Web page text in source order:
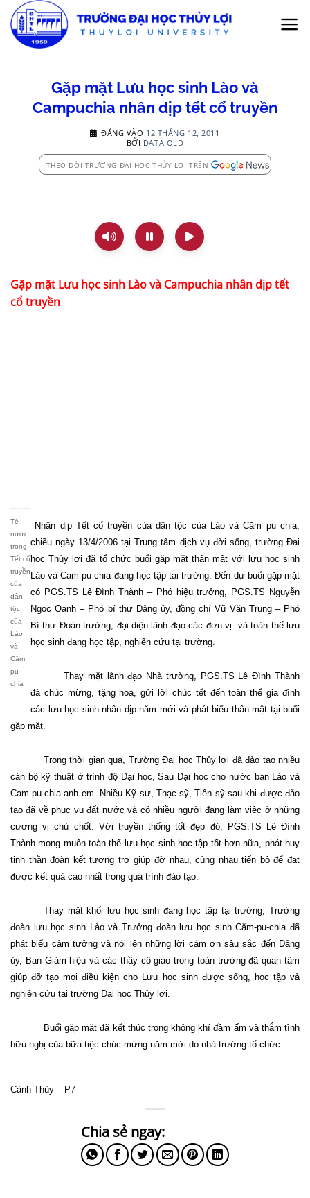
qua
nội
Gặp mặt Lưu học sinh Lào và
Campuchia nhân dịp tết cổ truyền
ĐĂNG VÀO 12 THÁNG 12, 2011
BỞI DATA OLD
THEO DÕI TRƯỜNG ĐẠI HỌC THỦY LỢI TRÊN
Gặp mặt Lưu học sinh Lào và Campuchia nhân dịp tết
cổ truyền
Té
nước
trong
Tết cổ
truyền
của
dân
tộc
của
Lào
và
Căm
pu
chia
Nhân dịp Tết cổ truyền của dân tộc của Lào và Căm pu chia,
chiều ngày 13/4/2006 tại Trung tâm dịch vụ đời sống, trường Đại
học Thủy lợi đã tổ chức buổi gặp mặt thân mật với lưu học sinh
Lào và Cam-pu-chia đang học tập tại trường. Đến dự buổi gặp mặt
có PGS.TS Lê Đình Thành – Phó hiệu trưởng, PGS.TS Nguyễn
Ngọc Oanh – Phó bí thư Đảng ủy, đồng chí Vũ Văn Trung – Phó
Bí thư Đoàn trường, đại diện lãnh đạo các đơn vị
và toàn thể lưu
học sinh đang học tập, nghiên cứu tại trường.
Thay mặt lãnh đạo Nhà trường, PGS.TS Lê Đình Thành
đã chúc mừng, tặng hoa, gửi lời chúc tết đến toàn thể gia đình
các lưu học sinh nhân dịp năm mới và phát biểu thân mật tại buổi
gặp mặt.
Trong thời gian qua, Trường Đại học Thủy lợi đã đào tạo nhiều
cán bộ kỹ thuật ở trình độ Đại học, Sau Đại học cho nước bạn Lào và
Cam-pu-chia anh em. Nhiều Kỹ sư, Thạc sỹ, Tiến sỹ sau khi được đào
tạo đã về phục vụ đất nước và có nhiều người đang làm việc ở những
cương vị chủ chốt. Với truyền thống tốt đẹp đó, PGS.TS Lê Đình
Thành mong muốn toàn thể lưu học sinh học tập tốt hơn nữa, phát huy
tinh thần đoàn kết tương trợ giúp đỡ nhau, cùng nhau tiến bộ để đạt
được kết quả cao nhất trong quá trình đào tạo.
Thay mặt khối lưu học sinh đang học tập tại trường, Trưởng
đoàn lưu học sinh Lào và Trưởng đoàn lưu học sinh Căm-pu-chia đã
phát biểu cảm tưởng và nói lên những lời cám ơn sâu sắc đến Đảng
ủy, Ban Giám hiệu và các thầy cô giáo trong toàn trường đã quan tâm
giúp đỡ tạo mọi điều kiện cho Lưu học sinh được sống, học tập và
nghiên cứu tại trường Đại học Thủy lợi.
Buổi gặp mặt đã kết thúc trong không khí đầm ấm và thắm tình
hữu nghị của bữa tiệc chúc mừng năm mới do nhà trường tổ chức.
Cảnh Thùy – P7